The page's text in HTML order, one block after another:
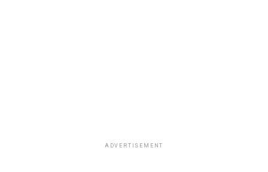
ADVERTISEMENT